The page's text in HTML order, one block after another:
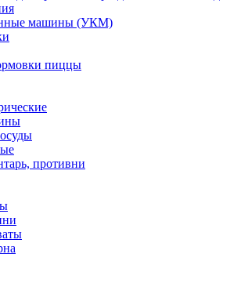
машины (УКМ)
пиццы
противни